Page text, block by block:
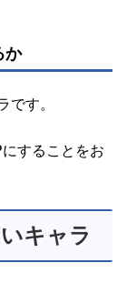
か
です。
することをお
キャラ